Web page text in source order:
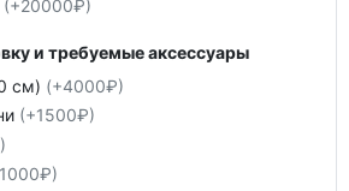
(+20000₽)
и требуемые аксессуары
см) (+4000₽)
(+1500₽)